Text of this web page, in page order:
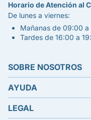
Horario de Atención al
De lunes a viernes:
Mañanas de 09:00 a
Tardes de 16:00 a
SOBRE NOSOTROS
AYUDA
LEGAL